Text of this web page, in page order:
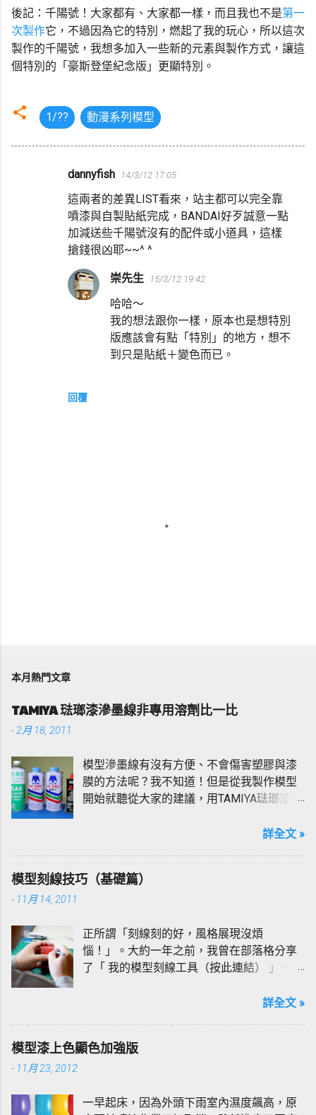
後記：千陽號！大家都有、大家都一樣，而且我也不是第一
次製作它，不過因為它的特別，燃起了我的玩心，所以這次
製作的千陽號，我想多加入一些新的元素與製作方式，讓這
個特別的「豪斯登堡紀念版」更顯特別。
1/?? 動漫系列模型
dannyfish 14/3/12 17:05
這兩者的差異LIST看來，站主都可以完全靠
噴漆與自製貼紙完成，BANDAI好歹誠意一點
加減送些千陽號沒有的配件或小道具，這樣
搶錢很凶耶~~^ ^
回覆
崇先生 15/3/12 19:42
哈哈～
我的想法跟你一樣，原本也是想特別
版應該會有點「特別」的地方，想不
到只是貼紙＋變色而已。
留
本月熱門文章
TAMIYA 琺瑯漆滲墨線非專用溶劑比一比
-2月 18, 2011
模型滲墨線有沒有方便、不會傷害塑膠與漆
膜的方法呢？我不知道！但是從我製作模型
開始就聽從大家的建議，用TAMIYA琺瑯漆加
改變過，當然也有過慘痛的經驗，也經常因
所以我跟大家一樣還在追尋安全的滲墨線方
而推崇「打火機油」甚至是「松香水
（驚！）」，既然有人建議想必應該不錯用
吧！？真的好用嗎？真金不怕火煉，好不好
詳全文 »
模型刻線技巧（基礎篇）
- 11月 14, 2011
正所謂「刻線刻的好，風格展現沒煩
惱！」。大約一年之前，我曾在部落格分享
了「 我的模型刻線工具（按此連結） 」，而
分享我的刻線方式與一些小技巧。以我而
化、風格表達等；但這些效果，其實都是基
詳全文 »
模型漆上色顯色加強版
- 11月 23, 2012
一早起床，因為外頭下雨室內濕度飆高，原